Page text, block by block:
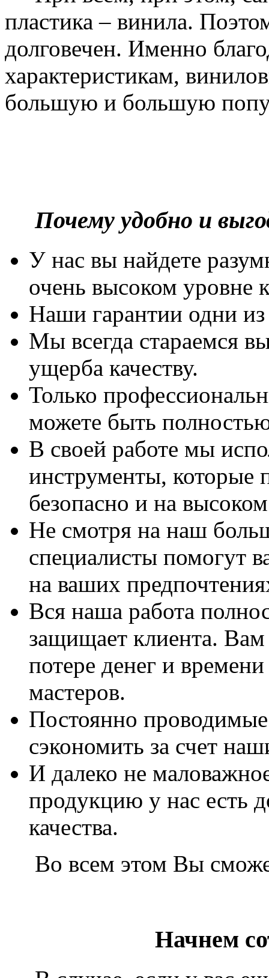
пластика – винила.
долговечен. Именно
характеристикам,
большую и большую
Почему удобно и
У нас вы найдете
очень высоком уровне
Наши гарантии одни
Мы всегда стараемся
ущерба качеству.
Только
можете быть
В своей работе мы
инструменты, которые
безопасно и на
Не смотря на наш
специалисты помогут
на ваших
Вся наша работа
защищает клиента. Вам
потере денег и
мастеров.
Постоянно
сэкономить за счет
И далеко не
продукцию у нас есть
качества.
Во всем этом Вы
Начнем